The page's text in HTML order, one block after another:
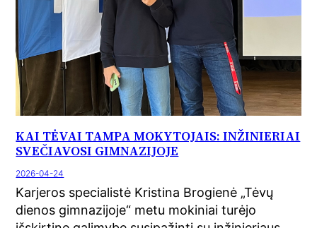
KAI TĖVAI TAMPA MOKYTOJAIS: INŽINIERIAI
SVEČIAVOSI GIMNAZIJOJE
2026-04-24
Karjeros specialistė Kristina Brogienė „Tėvų
dienos gimnazijoje“ metu mokiniai turėjo